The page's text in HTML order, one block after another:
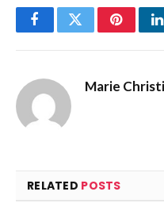
FacebookTwitter
Marie
RELATED POSTS